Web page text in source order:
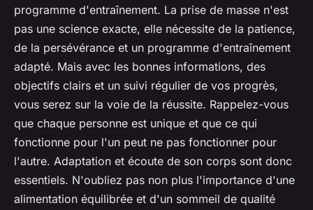
programme d'entraînement. La prise de masse n'est
pas une science exacte, elle nécessite de la patience,
de la persévérance et un programme d'entraînement
adapté. Mais avec les bonnes informations, des
objectifs clairs et un suivi régulier de vos progrès,
vous serez sur la voie de la réussite. Rappelez-vous
que chaque personne est unique et que ce qui
fonctionne pour l'un peut ne pas fonctionner pour
l'autre. Adaptation et écoute de son corps sont donc
essentiels. N'oubliez pas non plus l'importance d'une
alimentation équilibrée et d'un sommeil de qualité